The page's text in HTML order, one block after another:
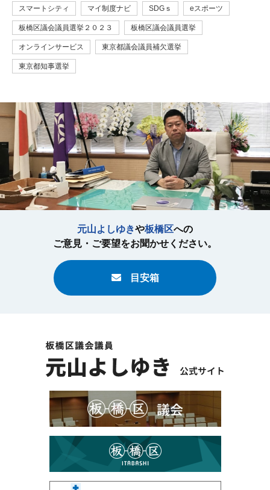
スマートシティ マイ制度ナビ SDGｓ eスポーツ
板橋区議会議員選挙２０２３ 板橋区議会議員選挙
オンラインサービス 東京都議会議員補欠選挙
東京都知事選挙
元山よしゆきや板橋区への
ご意見・ご要望をお聞かせください。
目安箱